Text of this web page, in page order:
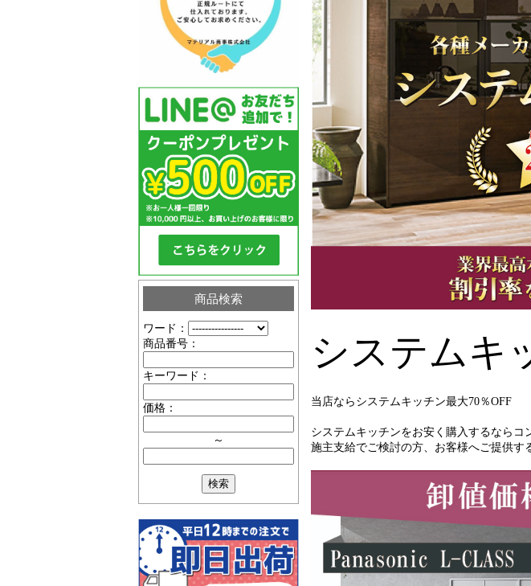
商品検索
ワード：
商品番号：
キーワード：
価格：
～
システムキ
当店ならシステムキッチン最大70％OFF
システムキッチンをお安く購入するならコ
施主支給でご検討の方、お客様へご提供す